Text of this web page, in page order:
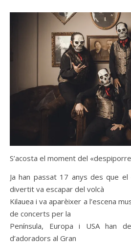
S’acosta el moment del
Ja han passat 17 anys des que
divertit va escapar del volcà
Kilauea i va aparèixer a l’escena
de concerts per la
Península, Europa i USA han
d’adoradors al Gran